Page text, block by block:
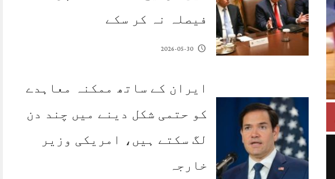
فیصلہ نہ کر سکے
2026-05-30
ایران کے ساتھ ممکنہ معاہدے
کو حتمی شکل دینے میں چند دن
لگ سکتے ہیں، امریکی وزیر
خارجہ